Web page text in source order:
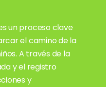
un proceso clave
el camino de la
A través de la
y el registro
y